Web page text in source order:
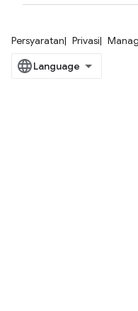
Persyaratan Privasi